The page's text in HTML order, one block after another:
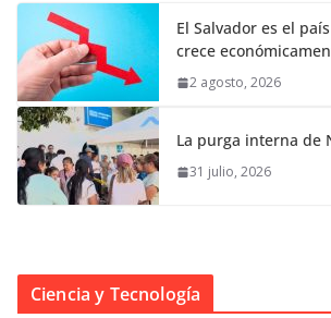
El Salvador es el
crece
2 agosto, 2026
La purga interna de
31 julio, 2026
Ciencia y Tecnología